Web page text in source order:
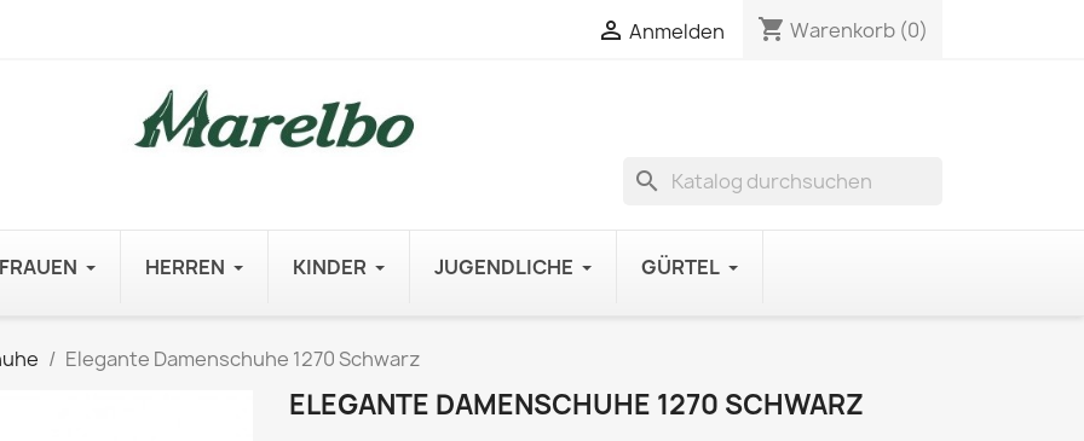
 Anmelden shopping_cart Warenkorb (0)
search
FRAUEN HERREN KINDER JUGENDLICHE GÜRTEL
Elegante Damenschuhe 1270 Schwarz
ELEGANTE DAMENSCHUHE 1270 SCHWARZ